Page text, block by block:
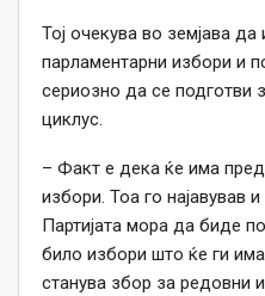
Тој очекува во земјава
парламентарни избори и
сериозно да се подготви
циклус.
– Факт е дека ќе има
избори. Тоа го најавував
Партијата мора да биде
било избори што ќе ги
станува збор за редовни